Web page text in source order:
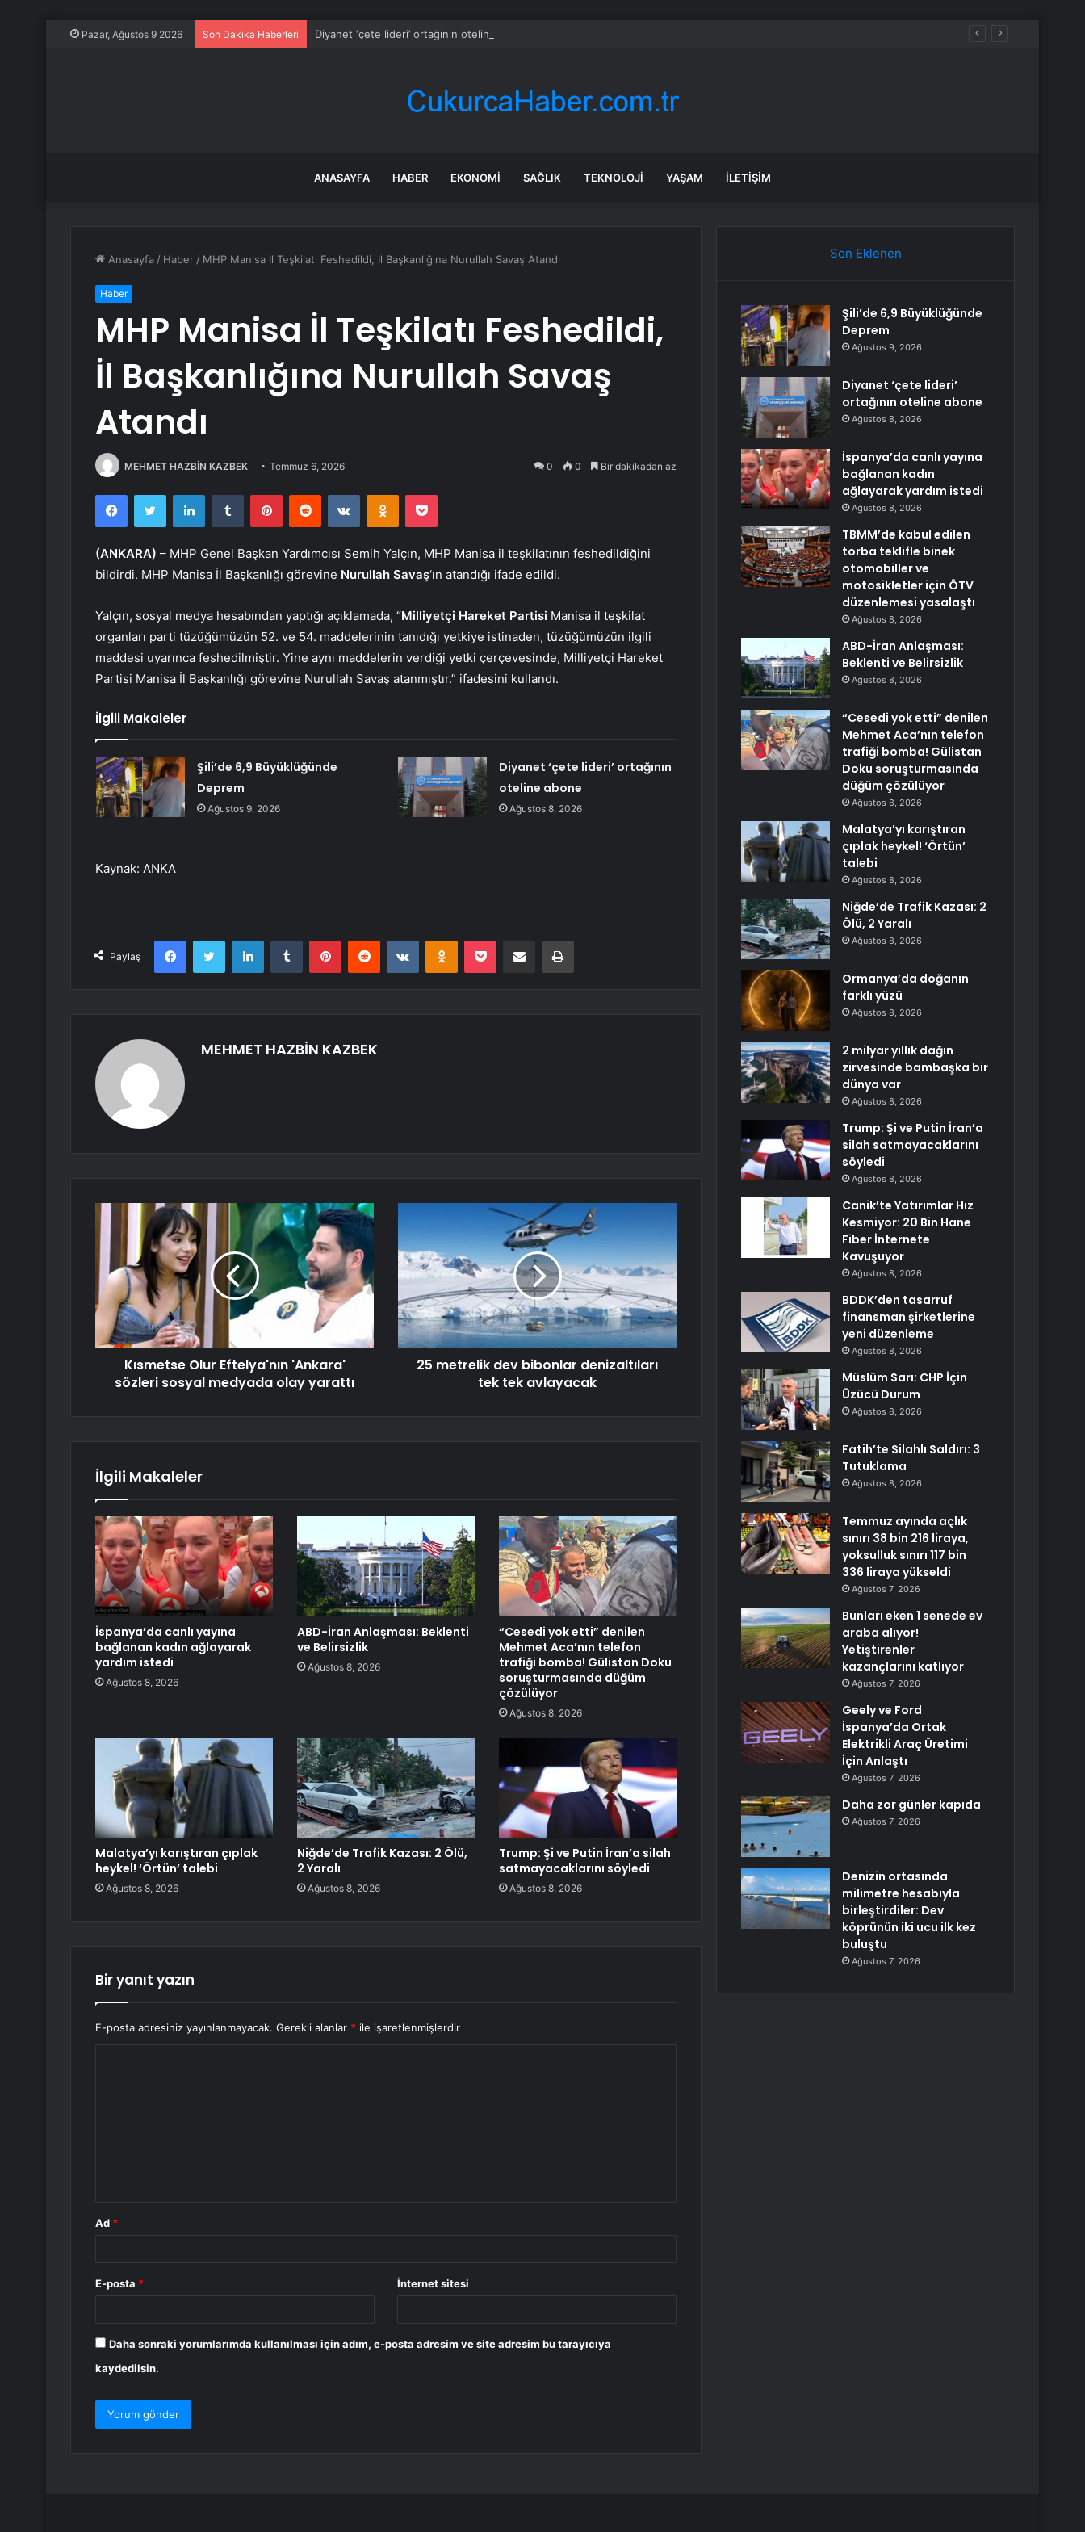
Pazar, Ağustos 9 2026 Son Dakika Haberleri Diyanet ‘çete lideri’ ortağının oteline abone
ANASAYFA HABER EKONOMI SAĞLIK TEKNOLOJI YAŞAM İLETIŞIM
Anasayfa / Haber / MHP Manisa İl Teşkilatı Feshedildi, İl Başkanlığına Nurullah Savaş Atandı
Haber
MHP Manisa İl Teşkilatı Feshedildi,
İl Başkanlığına Nurullah Savaş
Atandı
MEHMET HAZBİN KAZBEK Temmuz 6, 2026 0 0 Bir dakikadan az
FacebookTwitter LinkedInTumblr PinterestReddit VKontakteOdnoklassniki
Pocket
(ANKARA) – MHP Genel Başkan Yardımcısı Semih Yalçın, MHP Manisa il teşkilatının feshedildiğini
bildirdi. MHP Manisa İl Başkanlığı görevine Nurullah Savaş‘ın atandığı ifade edildi.
Yalçın, sosyal medya hesabından yaptığı açıklamada, “Milliyetçi Hareket Partisi Manisa il teşkilat
organları parti tüzüğümüzün 52. ve 54. maddelerinin tanıdığı yetkiye istinaden, tüzüğümüzün ilgili
maddesi uyarınca feshedilmiştir. Yine aynı maddelerin verdiği yetki çerçevesinde, Milliyetçi Hareket
Partisi Manisa İl Başkanlığı görevine Nurullah Savaş atanmıştır.” ifadesini kullandı.
İlgili Makaleler
Şili’de 6,9 Büyüklüğünde
Deprem
Ağustos 9, 2026
Diyanet ‘çete lideri’ ortağının
oteline abone
Ağustos 8, 2026
Kaynak: ANKA
Paylaş
FacebookTwitter LinkedInTumblr PinterestReddit VKontakteOdnoklassniki
Pocket E-Posta ile paylaş Yazdır
MEHMET HAZBİN KAZBEK
Kısmetse Olur Eftelya'nın 'Ankara'
sözleri sosyal medyada olay yarattı
25 metrelik dev bibonlar denizaltıları
tek tek avlayacak
İlgili Makaleler
İspanya’da canlı yayına
bağlanan kadın ağlayarak
yardım istedi
Ağustos 8, 2026
ABD-İran Anlaşması: Beklenti
ve Belirsizlik
Ağustos 8, 2026
“Cesedi yok etti” denilen
Mehmet Aca’nın telefon
trafiği bomba! Gülistan Doku
soruşturmasında düğüm
çözülüyor
Ağustos 8, 2026
Malatya’yı karıştıran çıplak
heykel! ‘Örtün’ talebi
Ağustos 8, 2026
Niğde’de Trafik Kazası: 2 Ölü,
2 Yaralı
Ağustos 8, 2026
Trump: Şi ve Putin İran’a silah
satmayacaklarını söyledi
Ağustos 8, 2026
Bir yanıt yazın
E-posta adresiniz yayınlanmayacak. Gerekli alanlar * ile işaretlenmişlerdir
Ad *
E-posta * İnternet sitesi
Daha sonraki yorumlarımda kullanılması için adım, e-posta adresim ve site adresim bu tarayıcıya
kaydedilsin.
Son Eklenen
Şili’de 6,9 Büyüklüğünde
Deprem
Ağustos 9, 2026
Diyanet ‘çete lideri’
ortağının oteline abone
Ağustos 8, 2026
İspanya’da canlı yayına
bağlanan kadın
ağlayarak yardım istedi
Ağustos 8, 2026
TBMM’de kabul edilen
torba teklifle binek
otomobiller ve
motosikletler için ÖTV
düzenlemesi yasalaştı
Ağustos 8, 2026
ABD-İran Anlaşması:
Beklenti ve Belirsizlik
Ağustos 8, 2026
“Cesedi yok etti” denilen
Mehmet Aca’nın telefon
trafiği bomba! Gülistan
Doku soruşturmasında
düğüm çözülüyor
Ağustos 8, 2026
Malatya’yı karıştıran
çıplak heykel! ‘Örtün’
talebi
Ağustos 8, 2026
Niğde’de Trafik Kazası: 2
Ölü, 2 Yaralı
Ağustos 8, 2026
Ormanya’da doğanın
farklı yüzü
Ağustos 8, 2026
2 milyar yıllık dağın
zirvesinde bambaşka bir
dünya var
Ağustos 8, 2026
Trump: Şi ve Putin İran’a
silah satmayacaklarını
söyledi
Ağustos 8, 2026
Canik’te Yatırımlar Hız
Kesmiyor: 20 Bin Hane
Fiber İnternete
Kavuşuyor
Ağustos 8, 2026
BDDK’den tasarruf
finansman şirketlerine
yeni düzenleme
Ağustos 8, 2026
Müslüm Sarı: CHP İçin
Üzücü Durum
Ağustos 8, 2026
Fatih’te Silahlı Saldırı: 3
Tutuklama
Ağustos 8, 2026
Temmuz ayında açlık
sınırı 38 bin 216 liraya,
yoksulluk sınırı 117 bin
336 liraya yükseldi
Ağustos 7, 2026
Bunları eken 1 senede ev
araba alıyor!
Yetiştirenler
kazançlarını katlıyor
Ağustos 7, 2026
Geely ve Ford
İspanya’da Ortak
Elektrikli Araç Üretimi
İçin Anlaştı
Ağustos 7, 2026
Daha zor günler kapıda
Ağustos 7, 2026
Denizin ortasında
milimetre hesabıyla
birleştirdiler: Dev
köprünün iki ucu ilk kez
buluştu
Ağustos 7, 2026